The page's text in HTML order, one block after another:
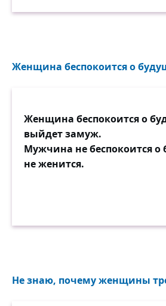
Женщина беспокоится о
Женщина беспокоится о
выйдет замуж.
Мужчина не беспокоится о
не женится.
Не знаю, почему женщины